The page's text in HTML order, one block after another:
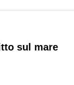
sul mare